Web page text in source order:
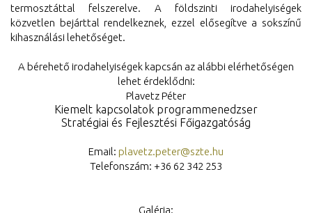
termosztáttal felszerelve. A földszinti irodahelyiségek
közvetlen bejárttal rendelkeznek, ezzel elősegítve a sokszínű
kihasználási lehetőséget.
A bérehető irodahelyiségek kapcsán az alábbi elérhetőségen
lehet érdeklődni:
Plavetz Péter
Kiemelt kapcsolatok programmenedzser
Stratégiai és Fejlesztési Főigazgatóság
Email: plavetz.peter@szte.hu
Telefonszám: +36 62 342 253
Galéria: